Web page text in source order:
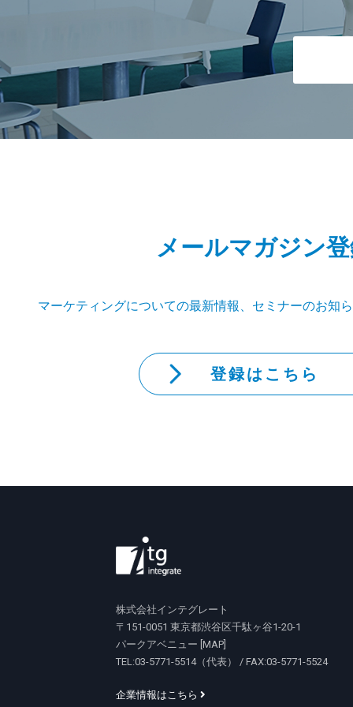
メールマガジン
マーケティングについての最新情報、セミナーのお知
登録はこちら
株式会社インテグレート
〒151-0051 東京都渋谷区千駄ヶ谷1-20-1
パークアベニュー [ MAP
TEL:03-5771-5514（代表） / FAX:03-5771-5524
企業情報はこちら